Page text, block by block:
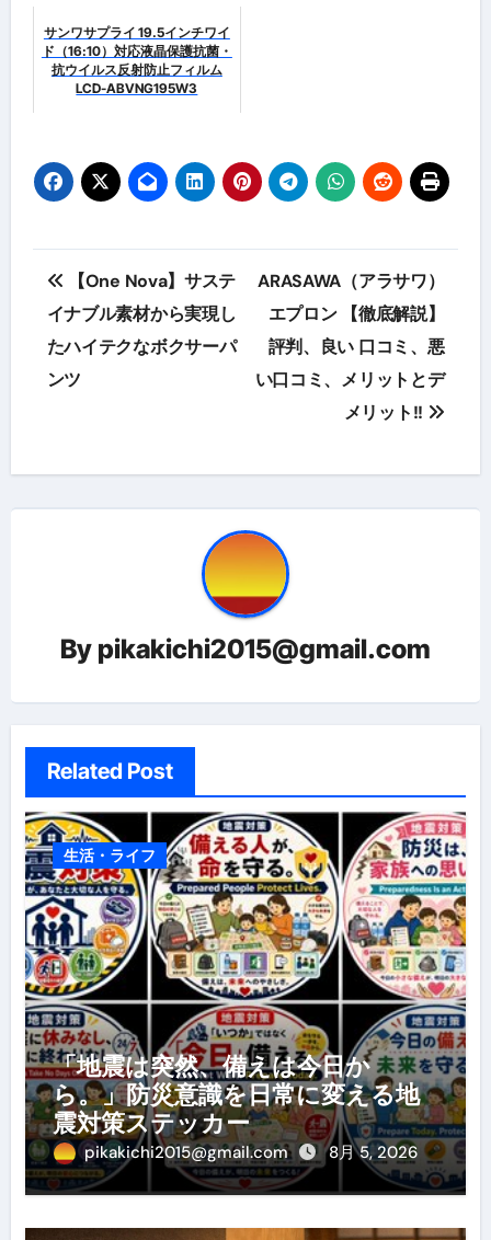
サンワサプライ 19.5インチワイ
ド（16:10）対応液晶保護抗菌・
抗ウイルス反射防止フィルム
LCD-ABVNG195W3
投
稿
ナ
ン
【One Nova】サステ
イナブル素材から実現し
たハイテクなボクサーパ
ンツ
ARASAWA（アラサワ）
エプロン 【徹底解説】
評判、良い 口コミ、悪
い口コミ、メリットとデ
メリット!!
By pikakichi2015@gmail.com
Related Post
生活・ライフ
「地震は突然、備えは今日か
ら。」防災意識を日常に変える地
震対策ステッカー
pikakichi2015@gmail.com 8月 5, 2026